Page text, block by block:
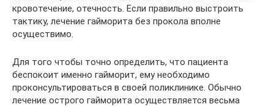
кровотечение, отечность. Если правильно выстроить
тактику, лечение гайморита без прокола вполне
осуществимо.
Для того чтобы точно определить, что пациента
беспокоит именно гайморит, ему необходимо
проконсультироваться в своей поликлинике. Обычно
лечение острого гайморита осуществляется весьма